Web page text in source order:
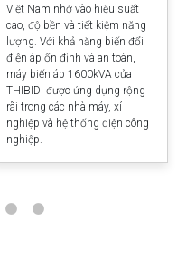
Việt Nam nhờ vào hiệu suất
cao, độ bền và tiết kiệm năng
lượng. Với khả năng biến đổi
điện áp ổn định và an toàn,
máy biến áp 1600kVA của
THIBIDI được ứng dụng rộng
rãi trong các nhà máy, xí
nghiệp và hệ thống điện công
nghiệp.